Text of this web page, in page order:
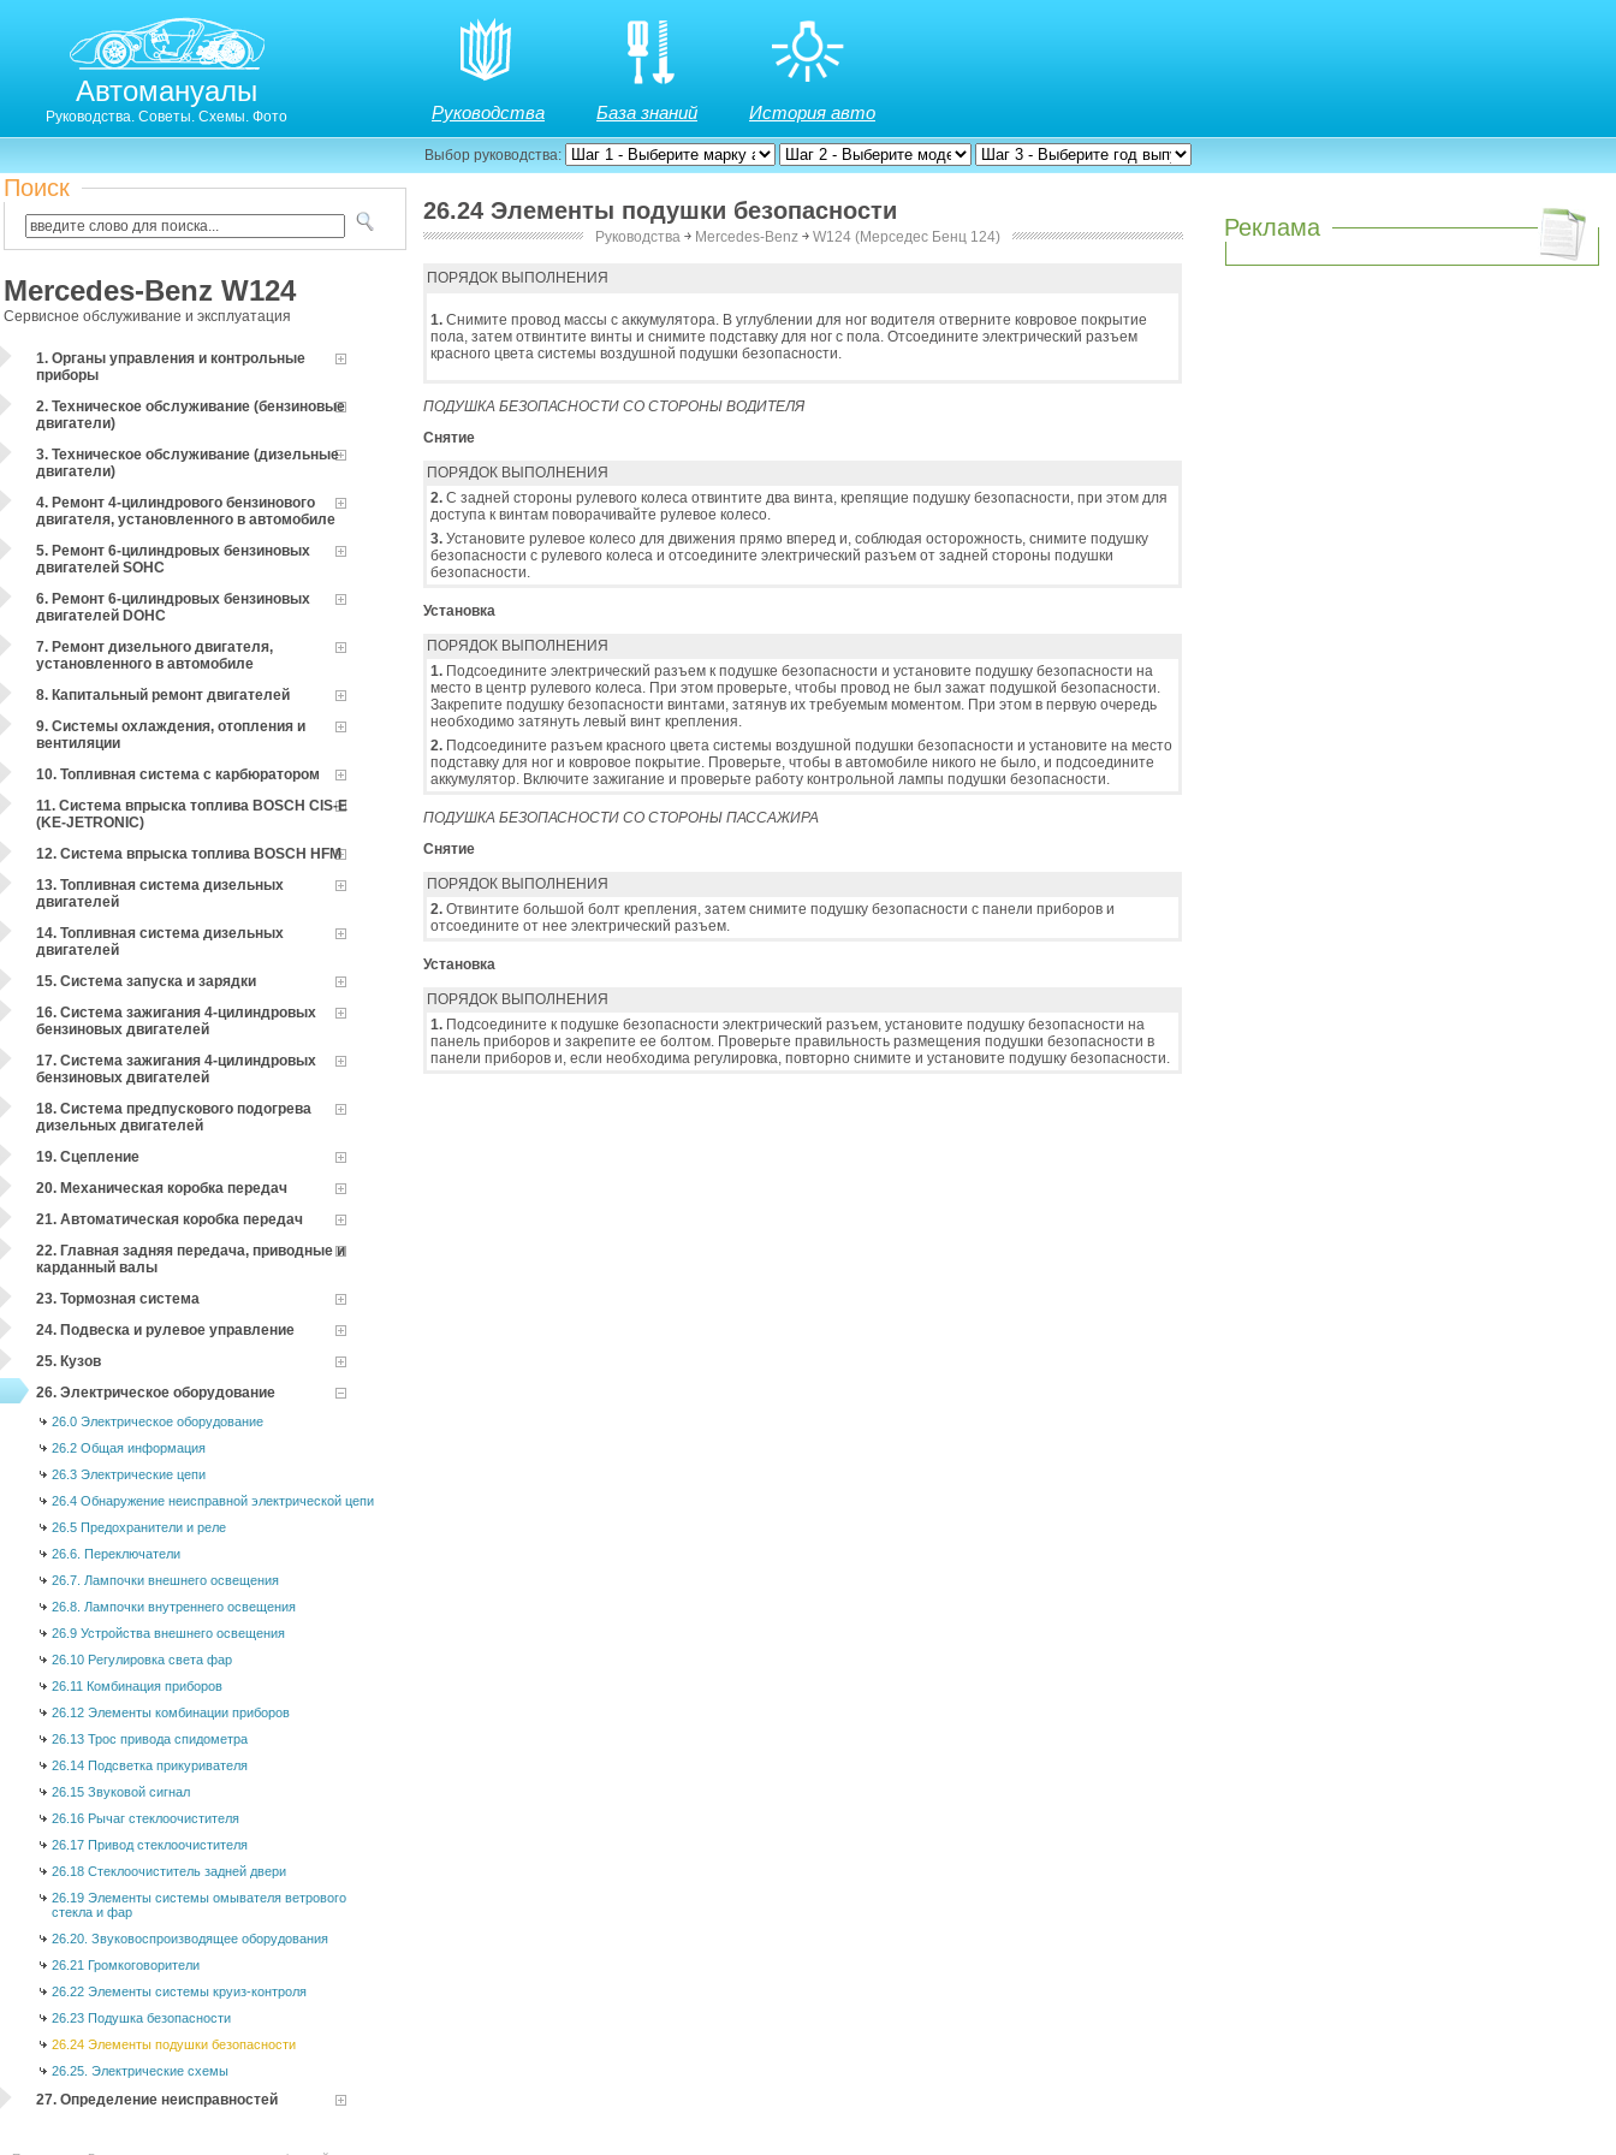
Автомануалы
Руководства. Советы. Схемы. Фото Руководства База знаний История авто
Выбор руководства:
Поиск
Mercedes-Benz W124
Сервисное обслуживание и эксплуатация
1. Органы управления и контрольные
приборы
2. Техническое обслуживание (бензиновые
двигатели)
3. Техническое обслуживание (дизельные
двигатели)
4. Ремонт 4-цилиндрового бензинового
двигателя, установленного в автомобиле
5. Ремонт 6-цилиндровых бензиновых
двигателей SOHC
6. Ремонт 6-цилиндровых бензиновых
двигателей DOHC
7. Ремонт дизельного двигателя,
установленного в автомобиле
8. Капитальный ремонт двигателей
9. Системы охлаждения, отопления и
вентиляции
10. Топливная система с карбюратором
11. Система впрыска топлива BOSCH CIS-E
(KE-JETRONIC)
12. Система впрыска топлива BOSCH HFM
13. Топливная система дизельных
двигателей
14. Топливная система дизельных
двигателей
15. Система запуска и зарядки
16. Система зажигания 4-цилиндровых
бензиновых двигателей
17. Система зажигания 4-цилиндровых
бензиновых двигателей
18. Система предпускового подогрева
дизельных двигателей
19. Сцепление
20. Механическая коробка передач
21. Автоматическая коробка передач
22. Главная задняя передача, приводные и
карданный валы
23. Тормозная система
24. Подвеска и рулевое управление
25. Кузов
26. Электрическое оборудование
26.0 Электрическое оборудование
26.2 Общая информация
26.3 Электрические цепи
26.4 Обнаружение неисправной электрической цепи
26.5 Предохранители и реле
26.6. Переключатели
26.7. Лампочки внешнего освещения
26.8. Лампочки внутреннего освещения
26.9 Устройства внешнего освещения
26.10 Регулировка света фар
26.11 Комбинация приборов
26.12 Элементы комбинации приборов
26.13 Трос привода спидометра
26.14 Подсветка прикуривателя
26.15 Звуковой сигнал
26.16 Рычаг стеклоочистителя
26.17 Привод стеклоочистителя
26.18 Стеклоочиститель задней двери
26.19 Элементы системы омывателя ветрового
стекла и фар
26.20. Звуковоспроизводящее оборудования
26.21 Громкоговорители
26.22 Элементы системы круиз-контроля
26.23 Подушка безопасности
26.24 Элементы подушки безопасности
26.25. Электрические схемы
27. Определение неисправностей
26.24 Элементы подушки безопасности
Руководства ￫ Mercedes-Benz ￫ W124 (Мерседес Бенц 124)
ПОРЯДОК ВЫПОЛНЕНИЯ
1. Снимите провод массы с аккумулятора. В углублении для ног водителя отверните ковровое покрытие
пола, затем отвинтите винты и снимите подставку для ног с пола. Отсоедините электрический разъем
красного цвета системы воздушной подушки безопасности.
ПОДУШКА БЕЗОПАСНОСТИ СО СТОРОНЫ ВОДИТЕЛЯ
Снятие
ПОРЯДОК ВЫПОЛНЕНИЯ
2. С задней стороны рулевого колеса отвинтите два винта, крепящие подушку безопасности, при этом для
доступа к винтам поворачивайте рулевое колесо.
3. Установите рулевое колесо для движения прямо вперед и, соблюдая осторожность, снимите подушку
безопасности с рулевого колеса и отсоедините электрический разъем от задней стороны подушки
безопасности.
Установка
ПОРЯДОК ВЫПОЛНЕНИЯ
1. Подсоедините электрический разъем к подушке безопасности и установите подушку безопасности на
место в центр рулевого колеса. При этом проверьте, чтобы провод не был зажат подушкой безопасности.
Закрепите подушку безопасности винтами, затянув их требуемым моментом. При этом в первую очередь
необходимо затянуть левый винт крепления.
2. Подсоедините разъем красного цвета системы воздушной подушки безопасности и установите на место
подставку для ног и ковровое покрытие. Проверьте, чтобы в автомобиле никого не было, и подсоедините
аккумулятор. Включите зажигание и проверьте работу контрольной лампы подушки безопасности.
ПОДУШКА БЕЗОПАСНОСТИ СО СТОРОНЫ ПАССАЖИРА
Снятие
ПОРЯДОК ВЫПОЛНЕНИЯ
2. Отвинтите большой болт крепления, затем снимите подушку безопасности с панели приборов и
отсоедините от нее электрический разъем.
Установка
ПОРЯДОК ВЫПОЛНЕНИЯ
1. Подсоедините к подушке безопасности электрический разъем, установите подушку безопасности на
панель приборов и закрепите ее болтом. Проверьте правильность размещения подушки безопасности в
панели приборов и, если необходима регулировка, повторно снимите и установите подушку безопасности.
Реклама